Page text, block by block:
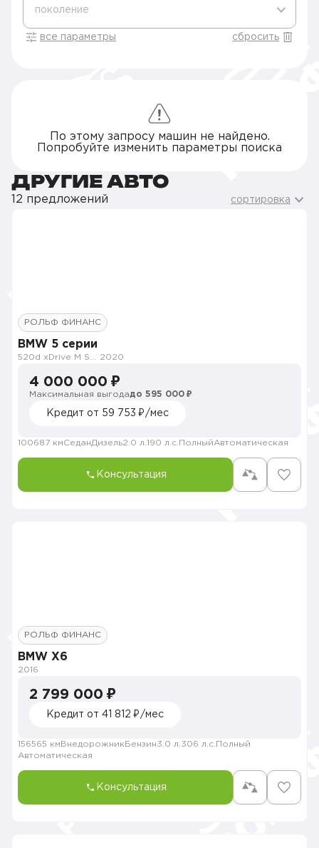
поколение
все параметры сбросить
По этому запросу машин не найдено.
Попробуйте изменить параметры поиска
ДРУГИЕ АВТО
12 предложений сортировка
РОЛЬФ ФИНАНС
BMW 5 серии
2020
4 000 000 ₽
Максимальная выгодадо 595 000 ₽
Кредит от 59 753 ₽/мес
100687 кмСеданДизель2.0 л. 190 л.с. ПолныйАвтоматическая
Консультация
РОЛЬФ ФИНАНС
BMW X6
2016
2 799 000 ₽
Кредит от 41 812 ₽/мес
156565 км Внедорожник Бензин3.0 л. 306 л.с. Полный
Автоматическая
Консультация